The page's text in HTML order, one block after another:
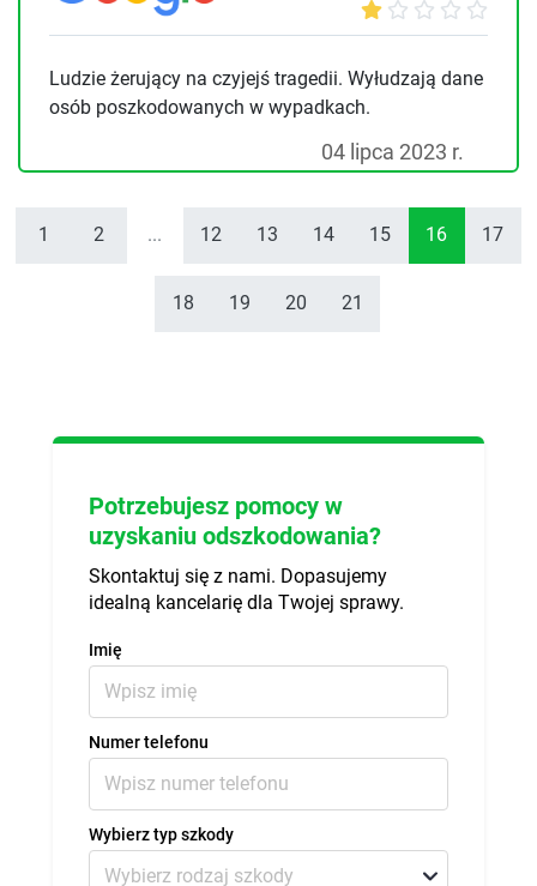
Ludzie żerujący na czyjejś tragedii. Wyłudzają dane
osób poszkodowanych w wypadkach.
04 lipca 2023 r.
1 2 ... 12 13 14 15 16 17
18 19 20 21
Potrzebujesz pomocy w
uzyskaniu odszkodowania?
Skontaktuj się z nami. Dopasujemy
idealną kancelarię dla Twojej sprawy.
Imię
Numer telefonu
Wybierz typ szkody